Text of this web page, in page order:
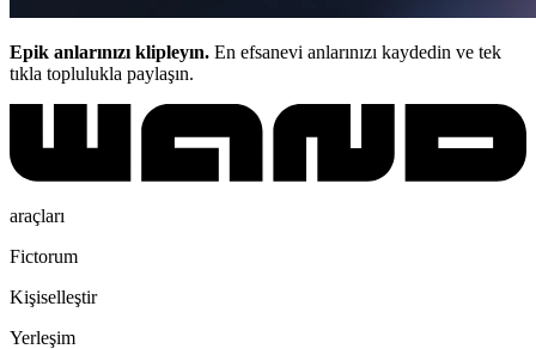
Epik anlarınızı klipleyın. En efsanevi anlarınızı kaydedin ve tek
tıkla toplulukla paylaşın.
araçları
Fictorum
Kişiselleştir
Yerleşim